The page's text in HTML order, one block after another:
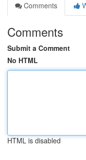
Comments
Comments
Submit a Comment
No HTML
HTML is disabled